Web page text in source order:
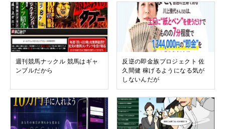
週刊競馬ナックル 競馬はギャ
ンブルだから
反逆の即金族プロジェクト 佐
久間健 稼げるようになる気が
しないんだが